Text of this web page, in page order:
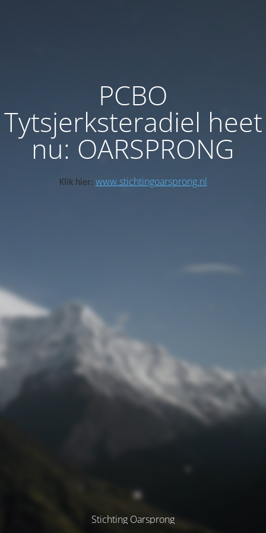
PCBO
Tytsjerksteradiel heet
nu: OARSPRONG
Klik hier: www.stichtingoarsprong.nl
Stichting Oarsprong